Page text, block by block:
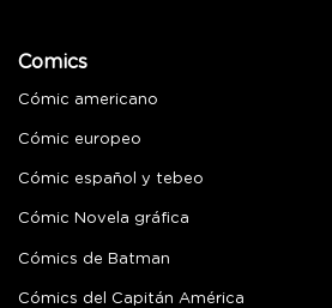
Comics
Cómic americano
Cómic europeo
Cómic español y tebeo
Cómic Novela gráfica
Cómics de Batman
Cómics del Capitán América